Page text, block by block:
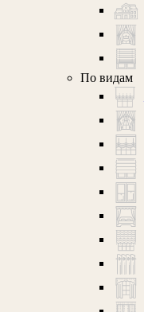
По видам